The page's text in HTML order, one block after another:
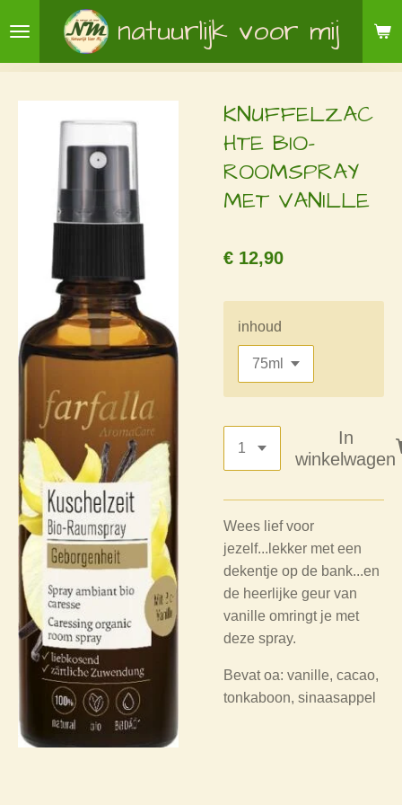
direct
naar
natuurlijk voor mij
KNUFFELZAC
HTE BIO-
ROOMSPRAY
MET VANILLE
€ 12,90
inhoud
In
winkelwagen
Wees lief voor
jezelf...lekker met een
dekentje op de bank...en
de heerlijke geur van
vanille omringt je met
deze spray.
Bevat oa: vanille, cacao,
tonkaboon, sinaasappel